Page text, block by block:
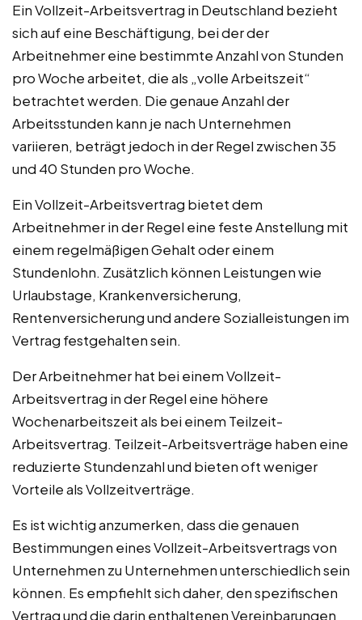
Ein Vollzeit-Arbeitsvertrag in Deutschland bezieht
sich auf eine Beschäftigung, bei der der
Arbeitnehmer eine bestimmte Anzahl von Stunden
pro Woche arbeitet, die als „volle Arbeitszeit“
betrachtet werden. Die genaue Anzahl der
Arbeitsstunden kann je nach Unternehmen
variieren, beträgt jedoch in der Regel zwischen 35
und 40 Stunden pro Woche.
Ein Vollzeit-Arbeitsvertrag bietet dem
Arbeitnehmer in der Regel eine feste Anstellung mit
einem regelmäßigen Gehalt oder einem
Stundenlohn. Zusätzlich können Leistungen wie
Urlaubstage, Krankenversicherung,
Rentenversicherung und andere Sozialleistungen im
Vertrag festgehalten sein.
Der Arbeitnehmer hat bei einem Vollzeit-
Arbeitsvertrag in der Regel eine höhere
Wochenarbeitszeit als bei einem Teilzeit-
Arbeitsvertrag. Teilzeit-Arbeitsverträge haben eine
reduzierte Stundenzahl und bieten oft weniger
Vorteile als Vollzeitverträge.
Es ist wichtig anzumerken, dass die genauen
Bestimmungen eines Vollzeit-Arbeitsvertrags von
Unternehmen zu Unternehmen unterschiedlich sein
können. Es empfiehlt sich daher, den spezifischen
Vertrag und die darin enthaltenen Vereinbarungen